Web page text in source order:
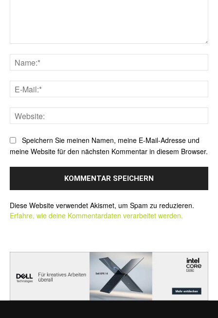
Speichern Sie meinen Namen, meine E-Mail-Adresse und
meine Website für den nächsten Kommentar in diesem Browser.
Diese Website verwendet Akismet, um Spam zu reduzieren.
Erfahre, wie deine Kommentardaten verarbeitet werden.